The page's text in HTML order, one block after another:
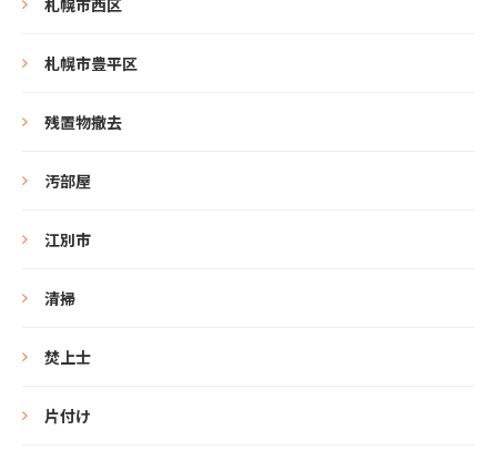
札幌市豊平区
残置物撤去
汚部屋
江別市
清掃
焚上士
片付け